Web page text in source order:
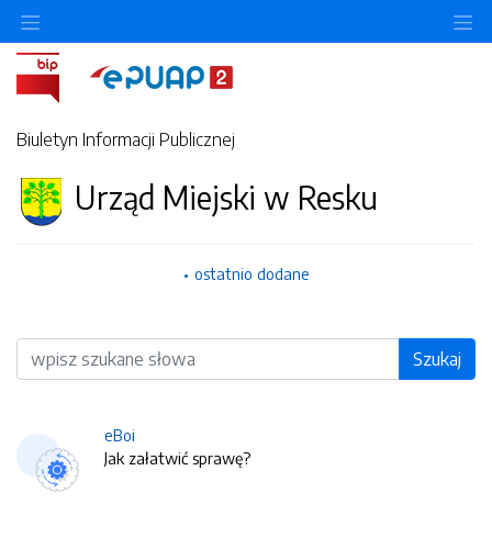
Biuletyn Informacji Publicznej
Urząd Miejski w Resku
ostatnio dodane
Wyszukiwarka Szukaj
eBoi
Jak załatwić sprawę?